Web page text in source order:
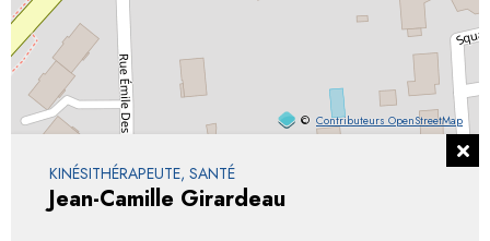
© Contributeurs OpenStreetMap
KINÉSITHÉRAPEUTE, SANTÉ
Jean-Camille Girardeau